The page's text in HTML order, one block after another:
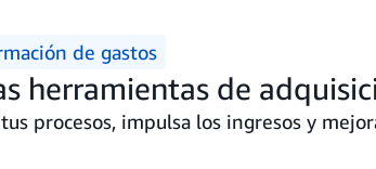
de gastos
herramientas de
procesos, impulsa los ingresos y